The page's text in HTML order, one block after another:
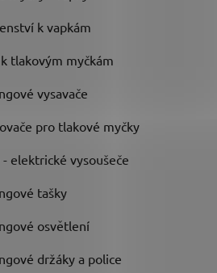
k vapkám
tlakovým myčkám
vysavače
pro tlakové myčky
- elektrické vysoušeče
tašky
osvětlení
držáky a police